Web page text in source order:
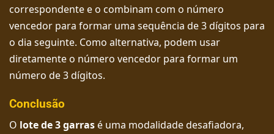
correspondente e o combinam com o número
vencedor para formar uma sequência de 3 dígitos para
o dia seguinte. Como alternativa, podem usar
diretamente o número vencedor para formar um
número de 3 dígitos.
Conclusão
O lote de 3 garrasé uma modalidade desafiadora,